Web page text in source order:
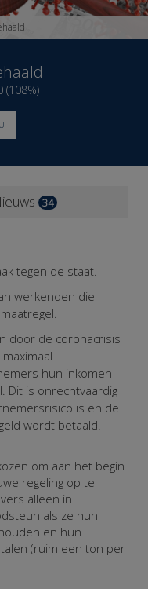
(108%)
34
tegen de staat.
werkenden die
door de coronacrisis
hun inkomen
Dit is onrechtvaardig
is en de
wordt betaald.
om aan het begin
regeling op te
alleen in
als ze hun
en hun
(ruim een ton per